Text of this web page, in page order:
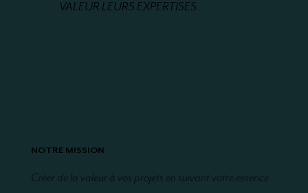
VALEUR LEURS EXPERTISES.
NOTRE MISSION
Créer de la valeur à vos projets en suivant votre essence.